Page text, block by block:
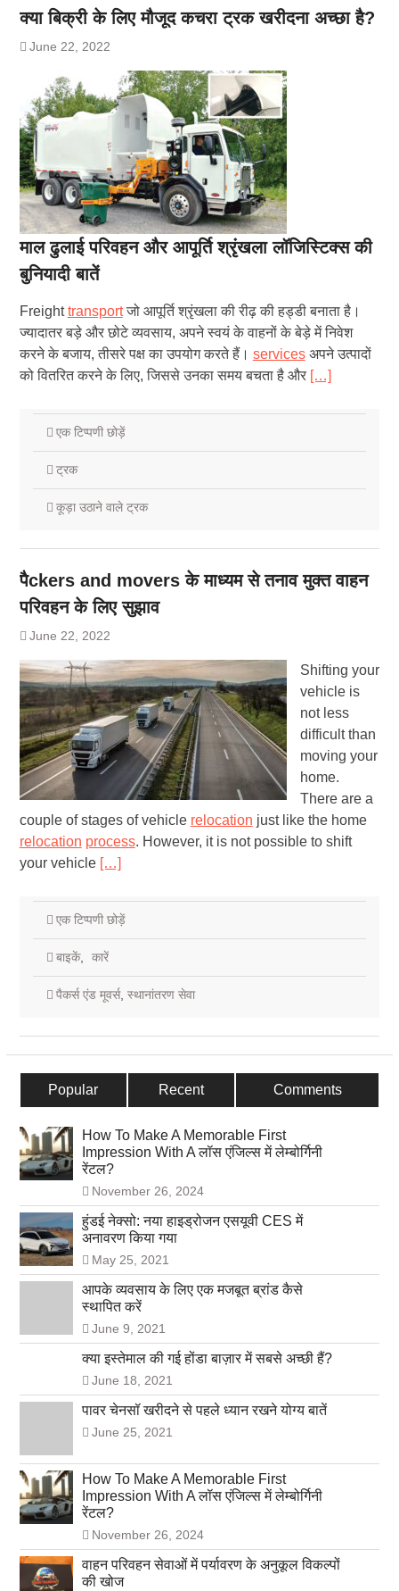
क्या बिक्री के लिए मौजूद कचरा ट्रक खरीदना अच्छा है?
June 22, 2022
माल ढुलाई परिवहन और आपूर्ति श्रृंखला लॉजिस्टिक्स की
बुनियादी बातें
Freighttransportजो आपूर्ति श्रृंखला की रीढ़ की हड्डी बनाता है।
ज्यादातर बड़े और छोटे व्यवसाय, अपने स्वयं के वाहनों के बेड़े में निवेश
करने के बजाय, तीसरे पक्ष का उपयोग करते हैं। servicesअपने उत्पादों
को वितरित करने के लिए, जिससे उनका समय बचता है और […]
एक टिप्पणी छोड़ें
ट्रक
कूड़ा उठाने वाले ट्रक
पैckers and movers के माध्यम से तनाव मुक्त वाहन
परिवहन के लिए सुझाव
June 22, 2022
Shifting your
vehicle is
not less
difficult than
moving your
home.
There are a
couple of stages of vehicle relocation just like the home
relocation process. However, it is not possible to shift
your vehicle […]
एक टिप्पणी छोड़ें
बाइकें, कारें
पैकर्स एंड मूवर्स, स्थानांतरण सेवा
Popular Recent Comments
How To Make A Memorable First
Impression With A लॉस एंजिल्स में लेम्बोर्गिनी
रेंटल?
November 26, 2024
हुंडई नेक्सो: नया हाइड्रोजन एसयूवी CES में
अनावरण किया गया
May 25, 2021
आपके व्यवसाय के लिए एक मजबूत ब्रांड कैसे
स्थापित करें
June 9, 2021
क्या इस्तेमाल की गई होंडा बाज़ार में सबसे अच्छी हैं?
June 18, 2021
पावर चेनसॉ खरीदने से पहले ध्यान रखने योग्य बातें
June 25, 2021
How To Make A Memorable First
Impression With A लॉस एंजिल्स में लेम्बोर्गिनी
रेंटल?
November 26, 2024
वाहन परिवहन सेवाओं में पर्यावरण के अनुकूल विकल्पों
की खोज